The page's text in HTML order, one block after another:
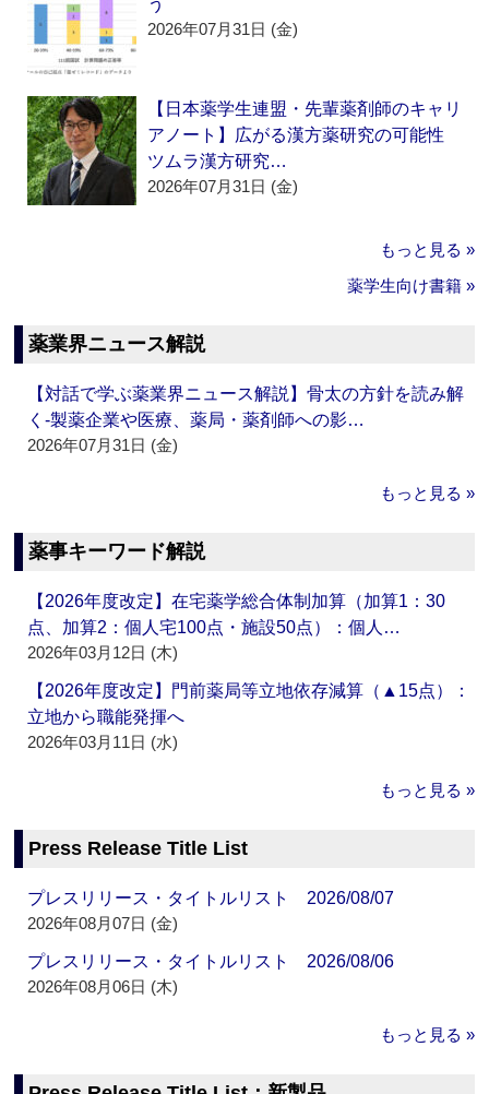
う
2026年07月31日 (金)
【日本薬学生連盟・先輩薬剤師のキャリ
アノート】広がる漢方薬研究の可能性
ツムラ漢方研究…
2026年07月31日 (金)
もっと見る »
薬学生向け書籍 »
薬業界ニュース解説
【対話で学ぶ薬業界ニュース解説】骨太の方針を読み解
く‐製薬企業や医療、薬局・薬剤師への影…
2026年07月31日 (金)
もっと見る »
薬事キーワード解説
【2026年度改定】在宅薬学総合体制加算（加算1：30
点、加算2：個人宅100点・施設50点）：個人…
2026年03月12日 (木)
【2026年度改定】門前薬局等立地依存減算（▲15点）：
立地から職能発揮へ
2026年03月11日 (水)
もっと見る »
Press Release Title List
プレスリリース・タイトルリスト 2026/08/07
2026年08月07日 (金)
プレスリリース・タイトルリスト 2026/08/06
2026年08月06日 (木)
もっと見る »